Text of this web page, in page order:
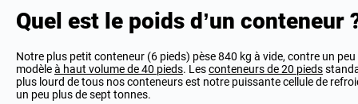
Quel est le poids d’un conteneur
Notre plus petit conteneur (6 pieds) pèse 840 kg à vide, contre un
modèleà haut volume de 40 pieds. Lesconteneurs de 20 pieds
plus lourd de tous nos conteneurs est notre puissante cellule de
un peu plus de sept tonnes.